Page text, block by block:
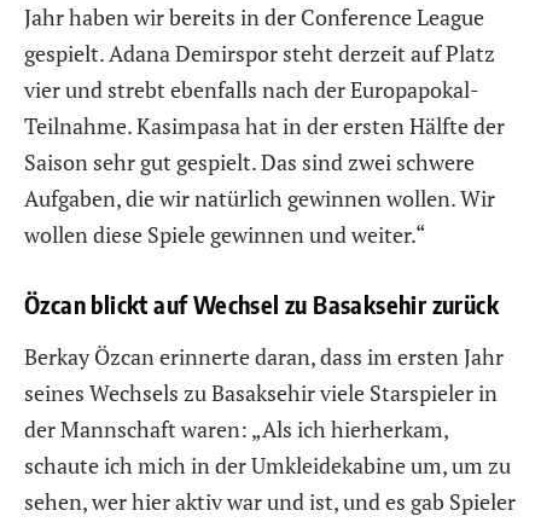
Jahr haben wir bereits in der Conference League
gespielt. Adana Demirspor steht derzeit auf Platz
vier und strebt ebenfalls nach der Europapokal-
Teilnahme. Kasimpasa hat in der ersten Hälfte der
Saison sehr gut gespielt. Das sind zwei schwere
Aufgaben, die wir natürlich gewinnen wollen. Wir
wollen diese Spiele gewinnen und weiter.“
Özcan blickt auf Wechsel zu Basaksehir zurück
Berkay Özcan erinnerte daran, dass im ersten Jahr
seines Wechsels zu Basaksehir viele Starspieler in
der Mannschaft waren: „Als ich hierherkam,
schaute ich mich in der Umkleidekabine um, um zu
sehen, wer hier aktiv war und ist, und es gab Spieler